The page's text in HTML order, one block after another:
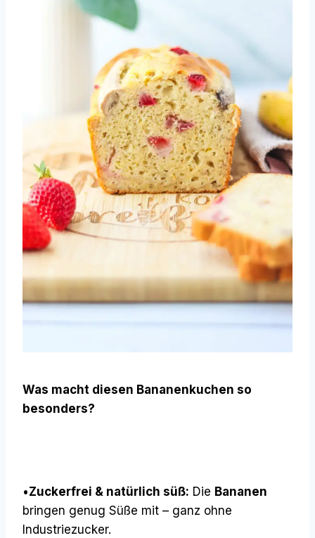
Was macht diesen Bananenkuchen so
besonders?
•Zuckerfrei & natürlich süß: Die Bananen
bringen genug Süße mit – ganz ohne
Industriezucker.